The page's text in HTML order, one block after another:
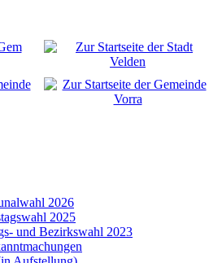
2026
2025
und Bezirkswahl 2023